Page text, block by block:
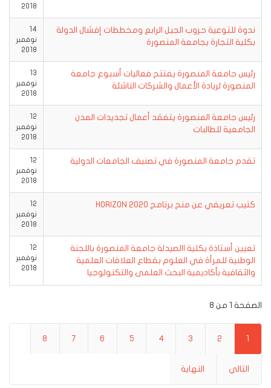
2018
ندوة للتوعية حروب الجيل الرابع ومخططات إفشال الدولة
بكلية التجارة بجامعة المنصورة
14
نوفمبر
2018
رئيس جامعة المنصورة يفتتح فعاليات أسبوع جامعة
المنصورة لريادة الأعمال والشركات الناشئة
13
نوفمبر
2018
رئيس جامعة المنصورة يتفقد أعمال تجديدات المدن
الجامعية للطالبات
12
نوفمبر
2018
تقدم جامعة المنصورة في تصنيف الجامعات الدولية
12
نوفمبر
2018
كتيب تعريفي عن منح برنامج HORIZON 2020‎
12
نوفمبر
2018
تعيين أستاذة بكلية االصيدلة جامعة المنصورة باللجنة
الوطنية للمرأة في العلوم بقطاع العلاقات العلمية
والثقافية بأكاديمية البحث العلمى والتكنولوجيا
12
نوفمبر
2018
الصفحة 1 من 8
1
2
3
4
5
6
7
8
التالي النهاية